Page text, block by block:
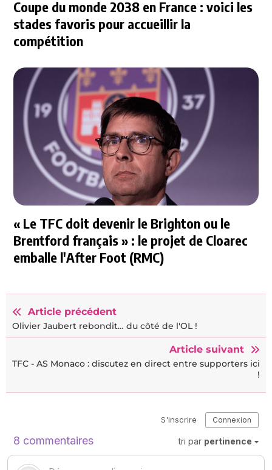
Coupe du monde 2038 en France : voici les
stades favoris pour accueillir la
compétition
« Le TFC doit devenir le Brighton ou le
Brentford français » : le projet de Cloarec
emballe l'After Foot (RMC)
Article précédent
Olivier Jaubert rebondit… du côté de l'OL !
Article suivant
TFC - AS Monaco : discutez en direct entre supporters ici
!